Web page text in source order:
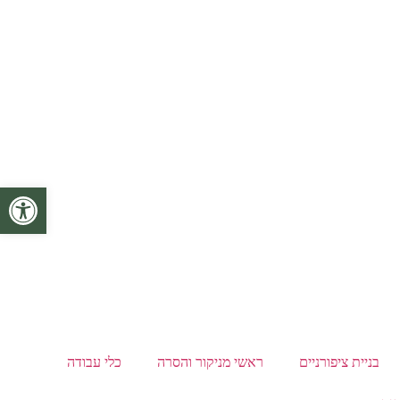
בניית ציפורניים ראשי מניקור והסרה כלי עבודה
פתח